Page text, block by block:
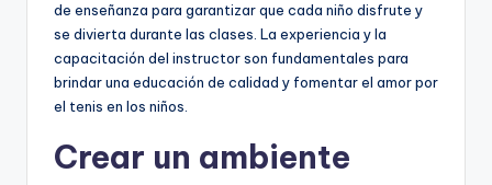
de enseñanza para garantizar que cada niño disfrute y
se divierta durante las clases. La experiencia y la
capacitación del instructor son fundamentales para
brindar una educación de calidad y fomentar el amor por
el tenis en los niños.
Crear un ambiente